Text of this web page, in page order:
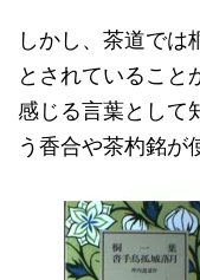
しかし、茶道では
とされていること
感じる言葉として
う香合や茶杓銘が